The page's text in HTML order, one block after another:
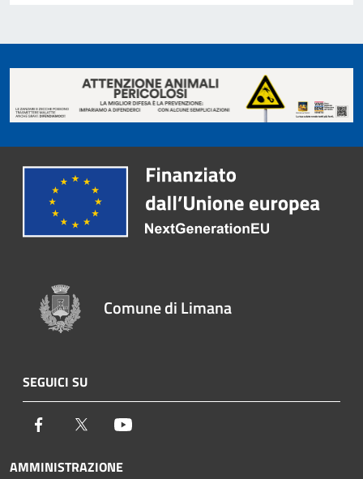
Comune di Limana
SEGUICI SU
Facebook Twitter
AMMINISTRAZIONE